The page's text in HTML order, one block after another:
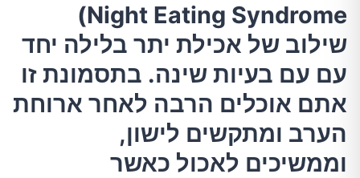
עם בעיות שינה. בתסמונת זו אתם אוכלים הרבה
לאחר ארוחת הערב ומתקשים לישון, וממשיכים
לאכול כאשר מתעוררים בלילה.
תסמינים
מה גורם לזה?
Night Eating Syndrome)
שילוב של אכילת יתר בלילה יחד
עם עם בעיות שינה. בתסמונת זו
אתם אוכלים הרבה לאחר ארוחת
הערב ומתקשים לישון,
וממשיכים לאכול כאשר